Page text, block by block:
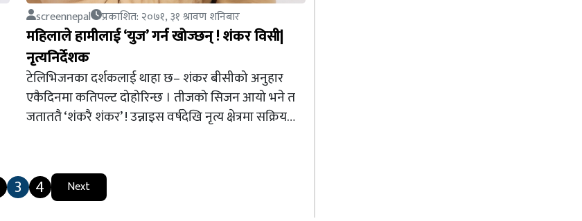
screennepal प्रकाशित: २०७१, ३१ श्रावण शनिबार
महिलाले हामीलाई ‘युज’ गर्न खोज्छन् ! शंकर विसी|
नृत्यनिर्देशक
टेलिभिजनका दर्शकलाई थाहा छ– शंकर बीसीको अनुहार
एकैदिनमा कतिपल्ट दोहोरिन्छ । तीजको सिजन आयो भने त
जताततै ‘शंकरै शंकर’ ! उन्नाइस वर्षदेखि नृत्य क्षेत्रमा सक्रिय…
3 4 Next